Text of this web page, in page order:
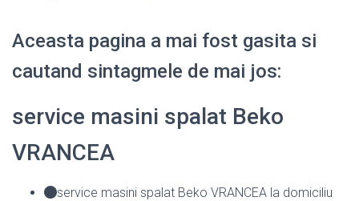
Aceasta pagina a mai fost gasita si
cautand sintagmele de mai jos:
service masini spalat Beko
VRANCEA
service masini spalat Beko VRANCEA la domiciliu